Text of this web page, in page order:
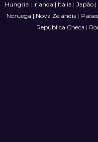
Hungria | Irlanda | Itália | Japão |
Noruega | Nova Zelândia |
República Checa |